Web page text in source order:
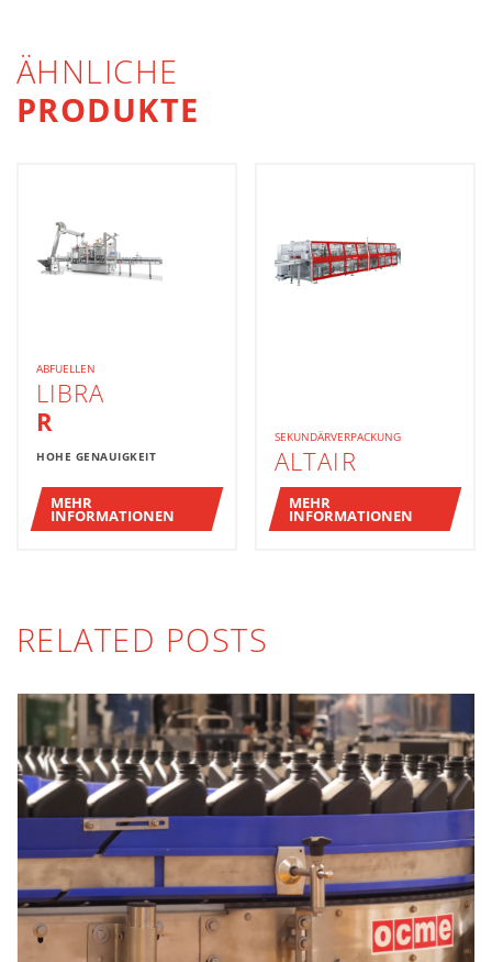
ÄHNLICHE
PRODUKTE
ABFUELLEN
LIBRA
R
HOHE GENAUIGKEIT
MEHR
INFORMATIONEN
SEKUNDÄRVERPACKUNG
ALTAIR
MEHR
INFORMATIONEN
RELATED POSTS